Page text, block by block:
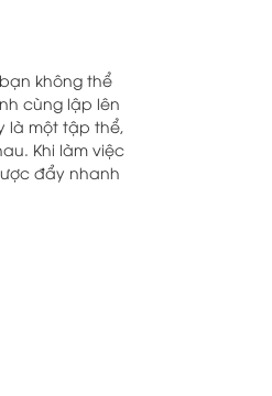
không thể
cùng lập lên
là một tập thể,
Khi làm việc
đẩy nhanh